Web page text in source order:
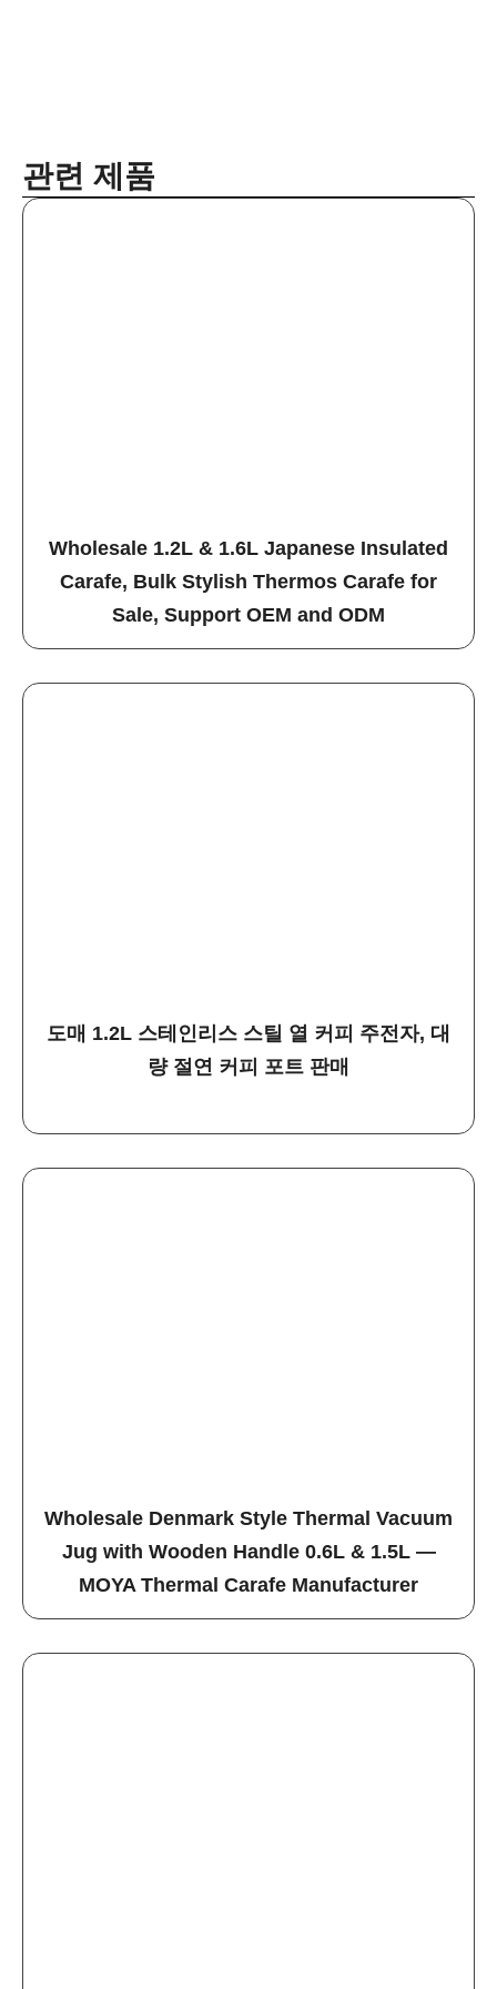
관련 제품
Wholesale 1.2L & 1.6L Japanese Insulated
Carafe, Bulk Stylish Thermos Carafe for
Sale, Support OEM and ODM
도매 1.2L 스테인리스 스틸 열 커피 주전자, 대
량 절연 커피 포트 판매
Wholesale Denmark Style Thermal Vacuum
Jug with Wooden Handle 0.6L & 1.5L —
MOYA Thermal Carafe Manufacturer